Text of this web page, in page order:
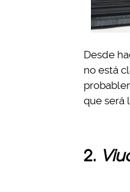
Desde
no está
que será
2.